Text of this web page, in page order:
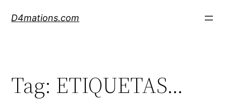
D4mations.com
Tag: ETIQUETAS…